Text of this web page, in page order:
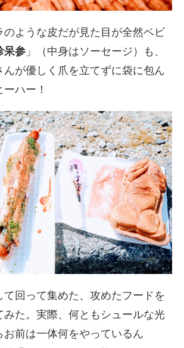
のような皮だが見た目が全然ベビ
呆参 」（中身はソーセージ）も、
んが優しく爪を立てずに袋に包ん
ハー！
て回って集めた、攻めたフードを
みた。実際、何ともシュールな光
お前は一体何をやっているん